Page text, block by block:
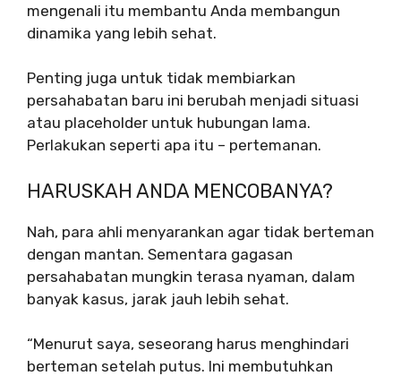
mengenali itu membantu Anda membangun
dinamika yang lebih sehat.
Penting juga untuk tidak membiarkan
persahabatan baru ini berubah menjadi situasi
atau placeholder untuk hubungan lama.
Perlakukan seperti apa itu – pertemanan.
HARUSKAH ANDA MENCOBANYA?
Nah, para ahli menyarankan agar tidak berteman
dengan mantan. Sementara gagasan
persahabatan mungkin terasa nyaman, dalam
banyak kasus, jarak jauh lebih sehat.
“Menurut saya, seseorang harus menghindari
berteman setelah putus. Ini membutuhkan